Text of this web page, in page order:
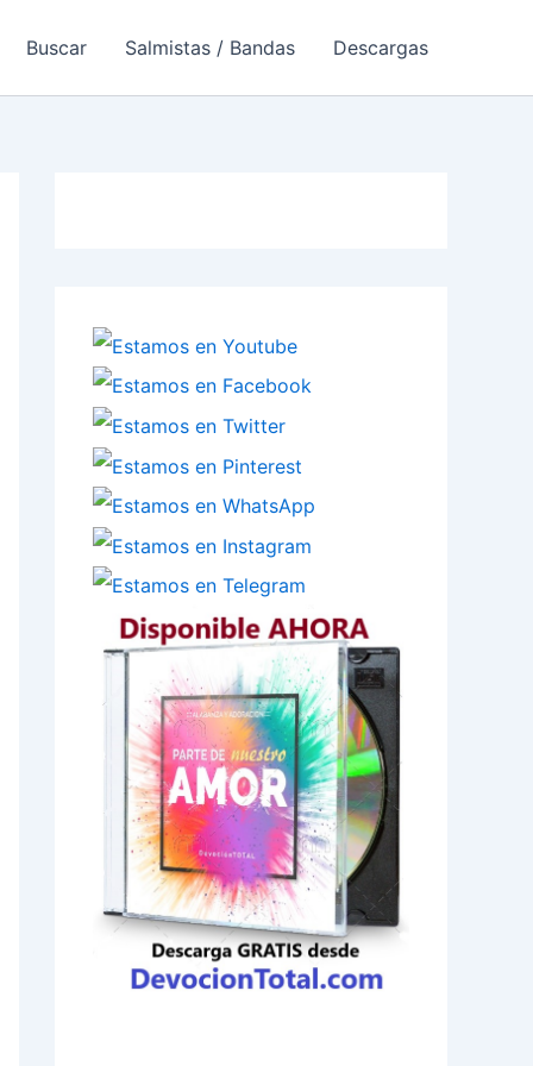
Buscar Salmistas / Bandas Descargas